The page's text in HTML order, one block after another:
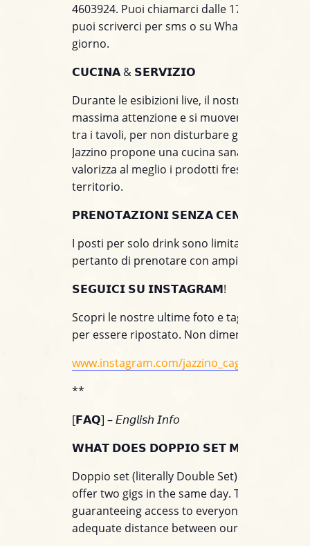
4603924. Puoi chiamarci dalle 17 alle 21,
puoi scriverci per sms o su WhatsApp tutto il
giorno.
𝗖𝗨𝗖𝗜𝗡𝗔 & 𝗦𝗘𝗥𝗩𝗜𝗭𝗜𝗢
Durante le esibizioni live, il nostro staff
massima attenzione e si muoverà con
tra i tavoli, per non disturbare gli artisti sul
Jazzino propone una cucina sana e creativa
valorizza al meglio i prodotti freschi e
territorio.
𝗣𝗥𝗘𝗡𝗢𝗧𝗔𝗭𝗜𝗢𝗡𝗜 𝗦𝗘𝗡𝗭𝗔 𝗖𝗘𝗡𝗔
I posti per solo drink sono limitati.
pertanto di prenotare con ampio anticipo.
𝗦𝗘𝗚𝗨𝗜𝗖𝗜 𝗦𝗨 𝗜𝗡𝗦𝗧𝗔𝗚𝗥𝗔𝗠!
Scopri le nostre ultime foto e taggaci nei tuoi
per essere ripostato. Non dimenticare di
www.instagram.com/jazzino_cagliari/
**
[𝗙𝗔𝗤] – 𝘌𝘯𝘨𝘭𝘪𝘴𝘩 𝘐𝘯𝘧𝘰
𝗪𝗛𝗔𝗧 𝗗𝗢𝗘𝗦 𝗗𝗢𝗣𝗣𝗜𝗢 𝗦𝗘𝗧 𝗠𝗘𝗔𝗡?
Doppio set (literally Double Set) means we
offer two gigs in the same day. This is for
guaranteeing access to everyone while
adequate distance between our customers.